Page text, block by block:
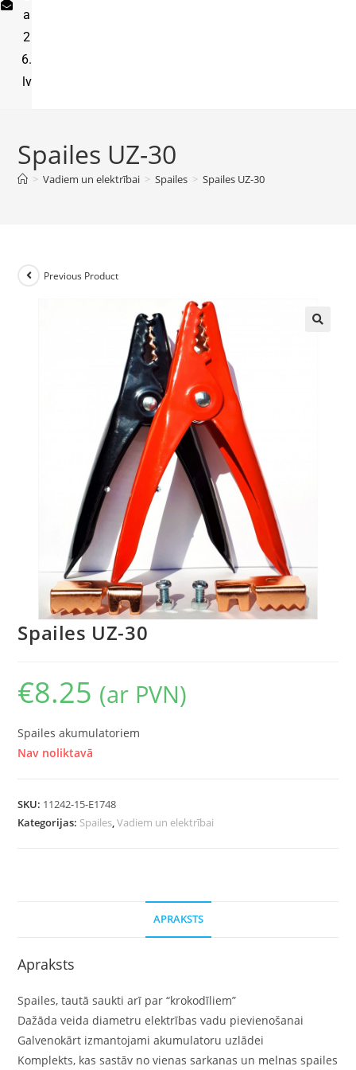
a
2
6.
lv
Spailes UZ-30
> Vadiem un elektrībai > Spailes > Spailes UZ-30
Previous Product
Spailes UZ-30
€8.25 (ar PVN)
Spailes akumulatoriem
Nav noliktavā
SKU: 11242-15-E1748
Kategorijas: Spailes,Vadiem un elektrībai
APRAKSTS
Apraksts
Spailes, tautā saukti arī par “krokodīliem”
Dažāda veida diametru elektrības vadu pievienošanai
Galvenokārt izmantojami akumulatoru uzlādei
Komplekts, kas sastāv no vienas sarkanas un melnas spailes